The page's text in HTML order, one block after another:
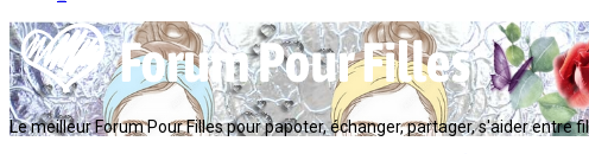
Le meilleur Forum Pour Filles pour papoter, échanger, partager, s'aider entre